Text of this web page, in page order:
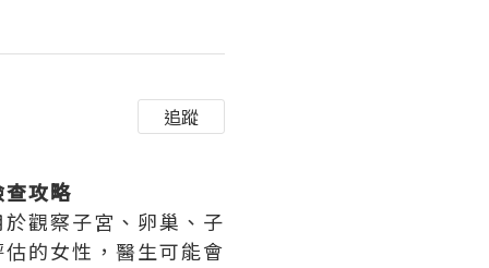
追蹤
攻略
觀察子宮、卵巢、子
的女性，醫生可能會